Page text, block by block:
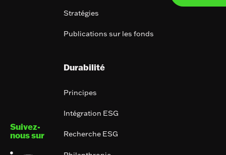
Suivez-
nous sur
Stratégies
Publications sur les fonds
Durabilité
Principes
Intégration ESG
Recherche ESG